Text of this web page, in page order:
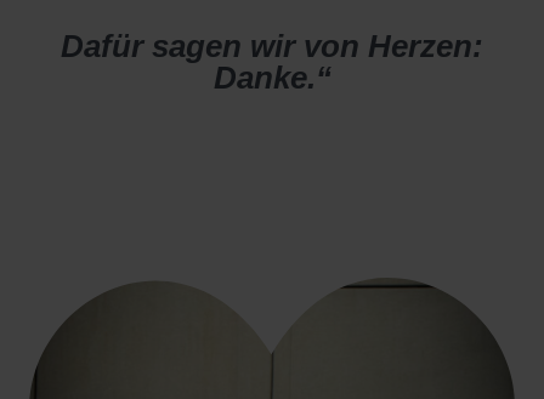
Dafür sagen wir von Herzen:
Danke.“